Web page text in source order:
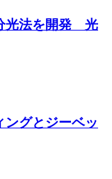
光法を開発 光
ングとジーベッ